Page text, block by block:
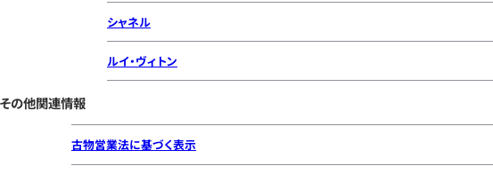
シャネル
ルイ・ヴィトン
その他関連情報
古物営業法に基づく表示